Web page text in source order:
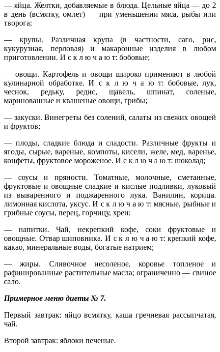
— яйца. Желтки, добавляемые в блюда. Цельные яйца — до 2
в день (всмятку, омлет) — при уменьшении мяса, рыбы или
творога;
— крупы. Различная крупа (в частности, саго, рис,
кукурузная, перловая) и макаронные изделия в любом
приготовлении. И с к л ю ч а ю т: бобовые;
— овощи. Картофель и овощи широко применяют в любой
кулинарной обработке. И с к л ю ч а ю т: бобовые, лук,
чеснок, редьку, редис, щавель, шпинат, соленые,
маринованные и квашеные овощи, грибы;
— закуски. Винегреты без солений, салаты из свежих овощей
и фруктов;
— плоды, сладкие блюда и сладости. Различные фрукты и
ягоды, сырые, вареные, компоты, кисели, желе, мед, варенье,
конфеты, фруктовое мороженое. И с к л ю ч а ю т: шоколад;
— соусы и пряности. Томатные, молочные, сметанные,
фруктовые и овощные сладкие и кислые подливки, луковый
из вываренного и поджаренного лука. Ванилин, корица.
лимонная кислота, уксус. И с к л ю ч а ю т: мясные, рыбные и
грибные соусы, перец, горчицу, хрен;
— напитки. Чай, некрепкий кофе, соки фруктовые и
овощные. Отвар шиповника. И с к л ю ч а ю т: крепкий кофе,
какао, минеральные воды, богатые натрием;
— жиры. Сливочное несоленое, коровье топленое и
рафинированные растительные масла; ограниченно — свиное
сало.
Примерное меню диеты № 7.
Первый завтрак: яйцо всмятку, каша гречневая рассыпчатая,
чай.
Второй завтрак: яблоки печеные.